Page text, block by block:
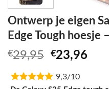
Ontwerp je eigen
Edge Tough hoesje
€29,95
was:
€23,96
9,3/10